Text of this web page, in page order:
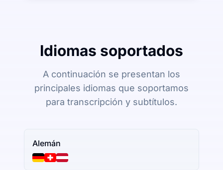
Idiomas soportados
A continuación se presentan los
principales idiomas que soportamos
para transcripción y subtítulos.
Alemán